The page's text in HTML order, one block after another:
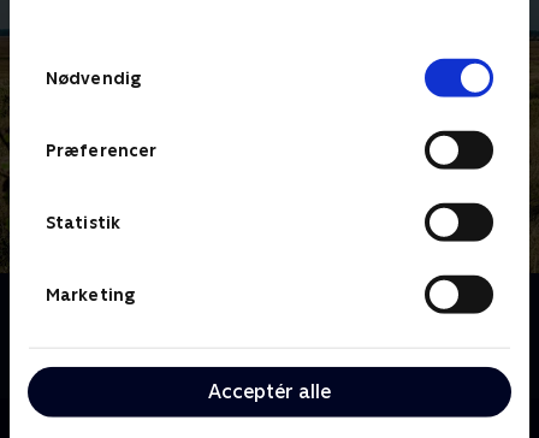
Nødvendig
Præferencer
Statistik
Marketing
Acceptér alle
Om 1 døgn, 2 hold, 3 dyr
den danske natur.